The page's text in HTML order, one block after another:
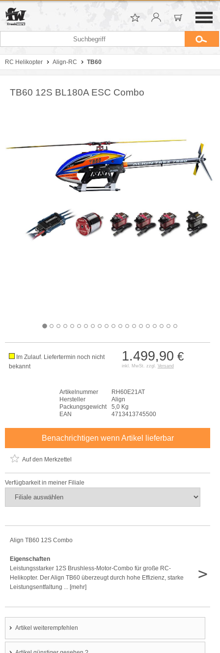
RC Helikopter Align-RC TB60
TB60 12S BL180A ESC Combo
1.499,90 €
inkl. MwSt. zzgl. Versand
Im Zulauf. Liefertermin noch nicht
bekannt
Artikelnummer
RH60E21AT
Hersteller
Align
Packungsgewicht
5,0 Kg
EAN
4713413745500
Benachrichtigen wenn Artikel lieferbar
Auf den Merkzettel
Verfügbarkeit in meiner Filiale
Align TB60 12S Combo
Eigenschaften
Leistungsstarker 12S Brushless-Motor-Combo für große RC-
Helikopter. Der Align TB60 überzeugt durch hohe Effizienz, starke
Leistungsentfaltung ... [mehr]
>
Artikel weiterempfehlen